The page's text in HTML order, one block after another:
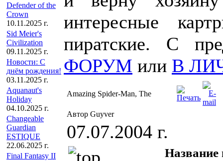
Defender of the
Crown
10.11.2025 г.
Sid Meier's
Civilization
09.11.2025 г.
Новости: С
днём рождения!
03.11.2025 г.
Aquanaut's
Holiday
04.10.2025 г.
Changeable
Guardian
ESTIQUE
22.06.2025 г.
Final Fantasy II
интересные
пиратские. С
ФОРУМ или В
Amazing Spider-Man, The
Автор Guyver
07.07.2004 г.